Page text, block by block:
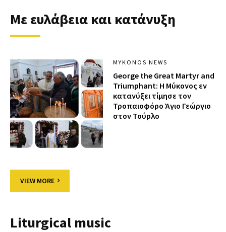
Με ευλάβεια και κατάνυξη
MYKONOS NEWS
George the Great Martyr and
Triumphant: Η Μύκονος εν
κατανύξει τίμησε τον
Τροπαιοφόρο Άγιο Γεώργιο
στον Τούρλο
VIEW MORE
Liturgical music